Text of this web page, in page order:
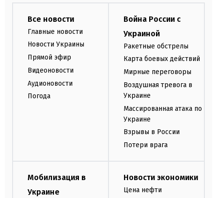
Все новости
Главные новости
Новости Украины
Прямой эфир
Видеоновости
Аудионовости
Погода
Война России с
Украиной
Ракетные обстрелы
Карта боевых действий
Мирные переговоры
Воздушная тревога в
Украине
Массированная атака по
Украине
Взрывы в России
Потери врага
Мобилизация в
Украине
Новости экономики
Цена нефти